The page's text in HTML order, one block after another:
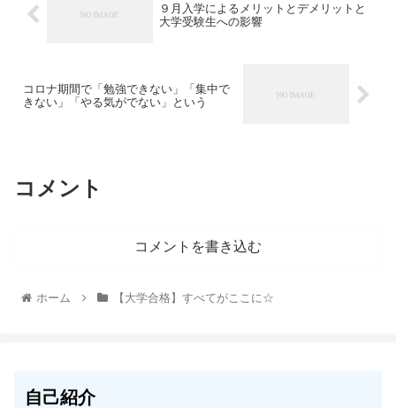
９月入学によるメリットとデメリットと
大学受験生への影響
コロナ期間で「勉強できない」「集中で
きない」「やる気がでない」という
コメント
コメントを書き込む
ホーム 【大学合格】すべてがここに☆
自己紹介